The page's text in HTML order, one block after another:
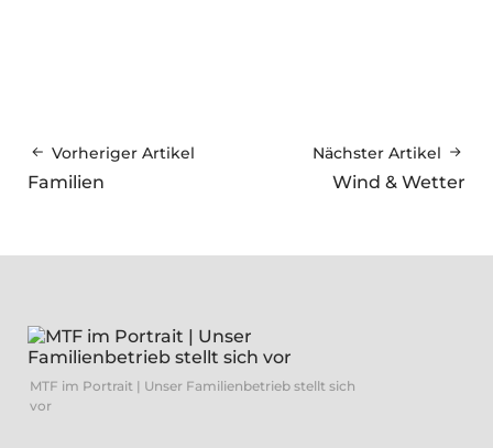
Vorheriger Artikel
Familien
Nächster Artikel
Wind & Wetter
MTF im Portrait | Unser Familienbetrieb stellt sich
vor